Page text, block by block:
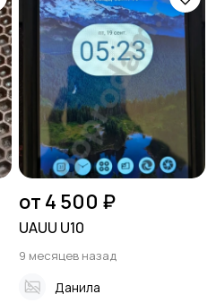
от 4 500 ₽
UAUU U10
9 месяцев назад
Данила